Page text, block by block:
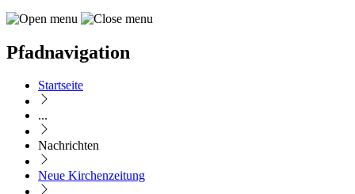
Pfadnavigation
Startseite
...
Nachrichten
Neue Kirchenzeitung